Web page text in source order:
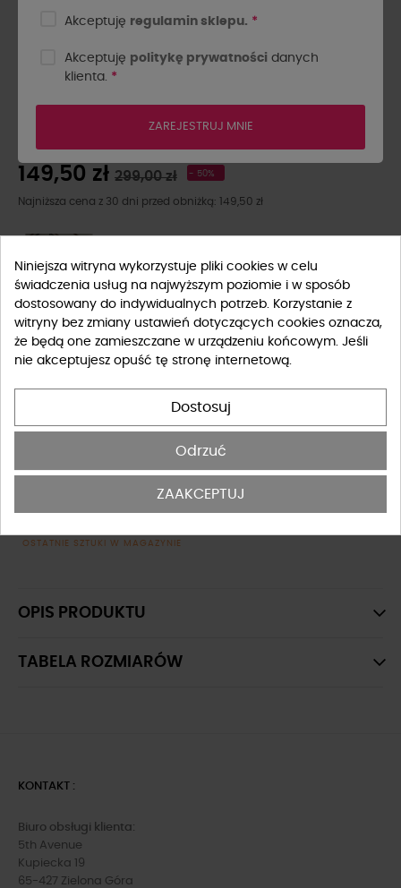
BLUZĄ LISA RÓŻOWY
149,50 zł 299,00 zł - 50%
Najniższa cena z 30 dni przed obniżką: 149,50 zł
Rozmiar
- +
OSTATNIE SZTUKI W MAGAZYNIE
OPIS PRODUKTU
TABELA ROZMIARÓW
KONTAKT :
Biuro obsługi klienta:
5th Avenue
Kupiecka 19
65-427 Zielona Góra
Akceptuję regulamin sklepu. *
Akceptuję politykę prywatności danych
klienta. *
ZAREJESTRUJ MNIE
Niniejsza witryna wykorzystuje pliki cookies w celu
świadczenia usług na najwyższym poziomie i w sposób
dostosowany do indywidualnych potrzeb. Korzystanie z
witryny bez zmiany ustawień dotyczących cookies oznacza,
że będą one zamieszczane w urządzeniu końcowym. Jeśli
nie akceptujesz opuść tę stronę internetową.
Dostosuj
Odrzuć
ZAAKCEPTUJ